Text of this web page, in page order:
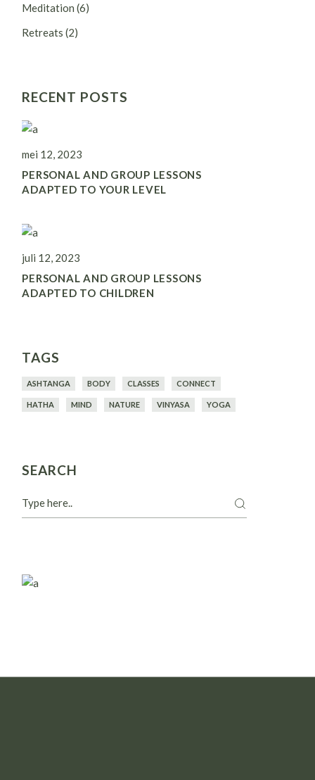
Meditation (6)
Retreats (2)
RECENT POSTS
mei 12, 2023
PERSONAL AND GROUP LESSONS
ADAPTED TO YOUR LEVEL
juli 12, 2023
PERSONAL AND GROUP LESSONS
ADAPTED TO CHILDREN
TAGS
ASHTANGA BODY CLASSES CONNECT
HATHA MIND NATURE VINYASA YOGA
SEARCH